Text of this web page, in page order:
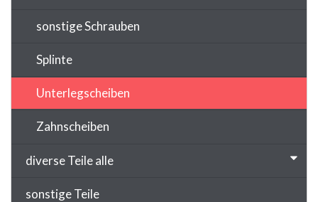
sonstige Schrauben
Splinte
Unterlegscheiben
Zahnscheiben
diverse Teile alle
sonstige Teile